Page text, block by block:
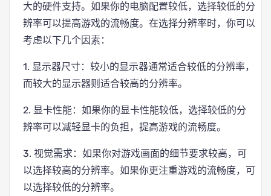
大的硬件支持。如果你的电脑配置较低，选择较低的分
辨率可以提高游戏的流畅度。在选择分辨率时，你可以
考虑以下几个因素：
1. 显示器尺寸：较小的显示器通常适合较低的分辨率，
而较大的显示器则适合较高的分辨率。
2. 显卡性能：如果你的显卡性能较低，选择较低的分
辨率可以减轻显卡的负担，提高游戏的流畅度。
3. 视觉需求：如果你对游戏画面的细节要求较高，可
以选择较高的分辨率。如果你更注重游戏的流畅度，可
以选择较低的分辨率。